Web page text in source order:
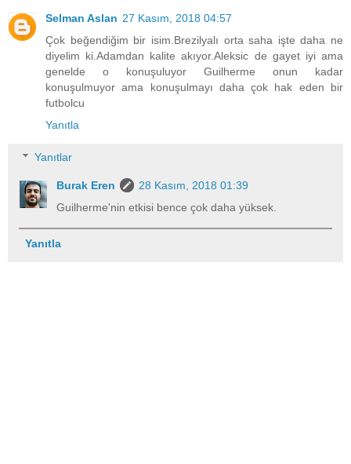
Selman Aslan 27 Kasım, 2018 04:57
Çok beğendiğim bir isim.Brezilyalı orta saha işte daha ne
diyelim ki.Adamdan kalite akıyor.Aleksic de gayet iyi ama
genelde o konuşuluyor Guilherme onun kadar
konuşulmuyor ama konuşulmayı daha çok hak eden bir
futbolcu
Yanıtla
Yanıtlar
Burak Eren
28 Kasım, 2018 01:39
Guilherme'nin etkisi bence çok daha yüksek.
Yanıtla